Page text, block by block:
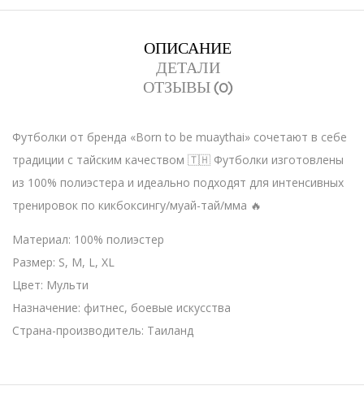
ОПИСАНИЕ
ДЕТАЛИ
ОТЗЫВЫ (0)
Футболки от бренда «Born to be muaythai» сочетают в себе
традиции с тайским качеством 🇹🇭 Футболки изготовлены
из 100% полиэстера и идеально подходят для интенсивных
тренировок по кикбоксингу/муай-тай/мма 🔥
Материал: 100% полиэстер
Размер: S, M, L, XL
Цвет: Мульти
Назначение: фитнес, боевые искусства
Страна-производитель: Таиланд